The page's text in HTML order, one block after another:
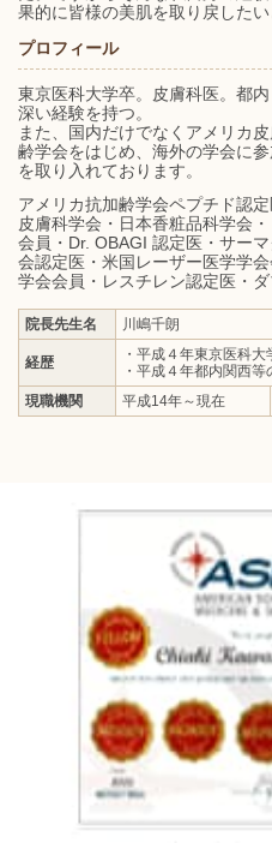
果的に皆様の美肌を取り戻したい
プロフィール
東京医科大学卒。皮膚科医。都
深い経験を持つ。
また、国内だけでなくアメリカ
齢学会をはじめ、海外の学会に
を取り入れております。
アメリカ抗加齢学会ペプチド認
皮膚科学会・日本香粧品科学会
会員・Dr. OBAGI 認定医・サー
会認定医・米国レーザー医学学
学会会員・レスチレン認定医・ダ
院長先生名 川嶋千朗
経歴
・平成４年東京医科大
・平成４年都内関西
現職機関
平成14年～現在